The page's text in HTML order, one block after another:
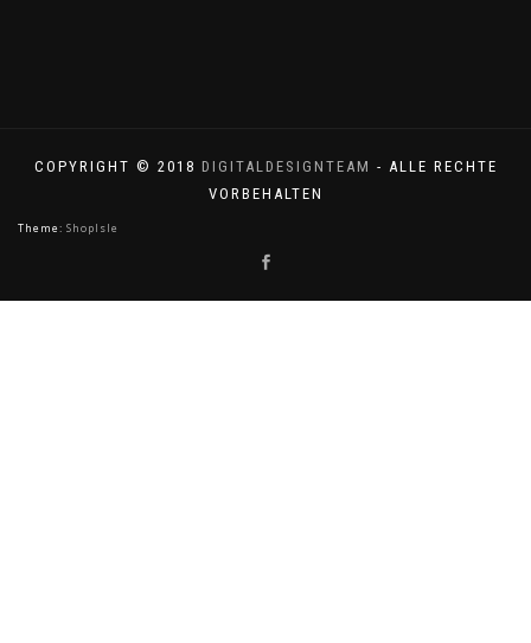
COPYRIGHT © 2018 DIGITALDESIGNTEAM - ALLE RECHTE
VORBEHALTEN
Theme: ShopIsle